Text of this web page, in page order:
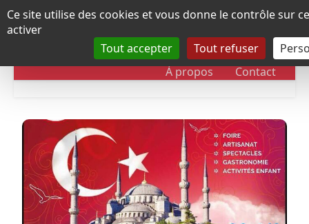
Panneau de gestion des cookies
Ce site utilise des cookies et vous donne le contrôle sur
activer
Tout accepter
Tout refuser
DOSSIERS CHRONOLOGIE
À propos Contact